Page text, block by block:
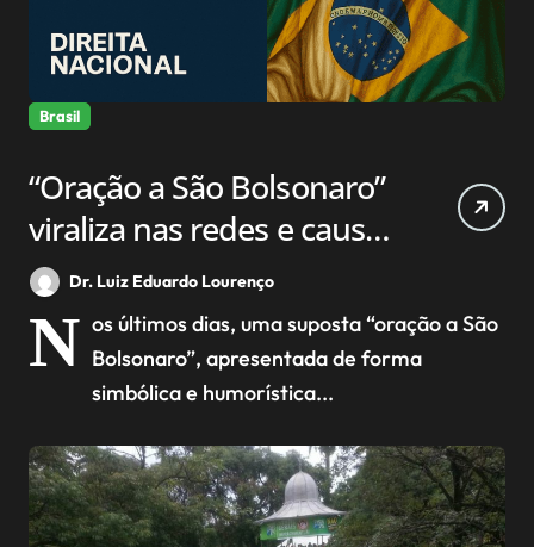
Brasil
“Oração a São Bolsonaro”
viraliza nas redes e causa
desconforto entre cristãos
Dr. Luiz Eduardo Lourenço
N os últimos dias, uma suposta “oração a São
Bolsonaro”, apresentada de forma
simbólica e humorística...